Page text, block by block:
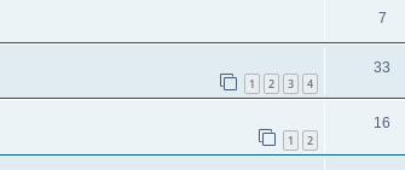
7
1 2 3 4
33
1 2
16